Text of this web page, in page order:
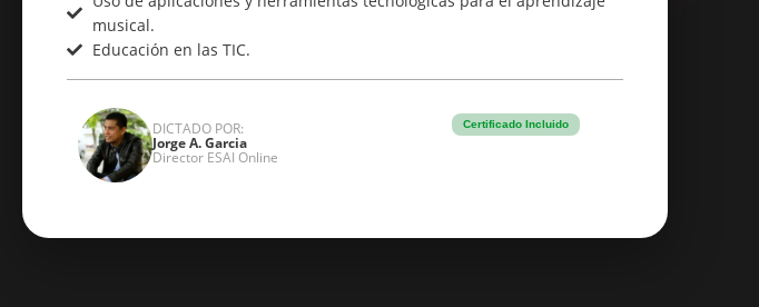
musical.
Educación en las TIC.
DICTADO POR:
Jorge A. Garcia
Director ESAI Online
Certificado Incluido